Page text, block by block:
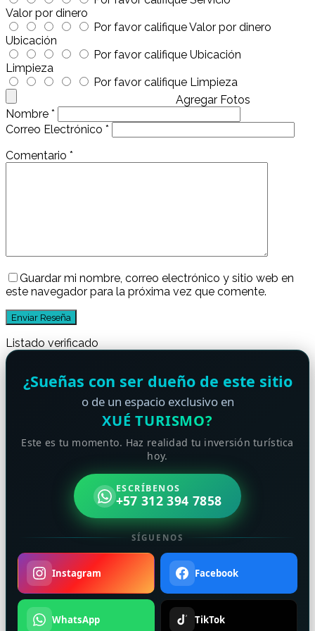
Valor por dinero
Por favor califique Valor por dinero
Ubicación
Por favor califique Ubicación
Limpieza
Por favor califique Limpieza
Agregar Fotos
Nombre *
Correo Electrónico *
Comentario *
Guardar mi nombre, correo electrónico y sitio web en
este navegador para la próxima vez que comente.
Listado verificado
¿Sueñas con ser dueño de este sitio
o de un espacio exclusivo en
XUÉ TURISMO?
Este es tu momento. Haz realidad tu inversión turística
hoy.
ESCRÍBENOS
+57 312 394 7858
SÍGUENOS
Instagram Facebook
WhatsApp TikTok